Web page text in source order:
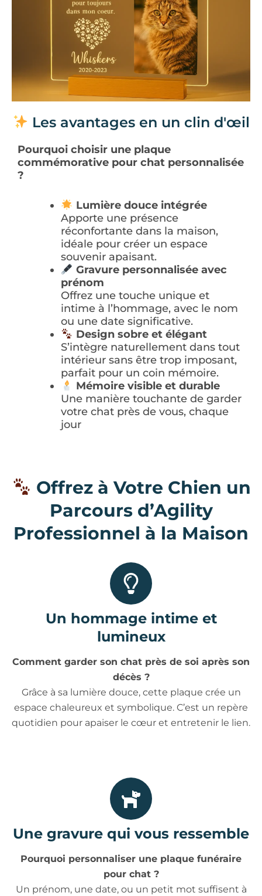
Les avantages en un clin d'œil
Pourquoi choisir une plaque
commémorative pour chat personnalisée
?
Lumière douce intégrée
Apporte une présence
réconfortante dans la maison,
idéale pour créer un espace
souvenir apaisant.
Gravure personnalisée avec
prénom
Offrez une touche unique et
intime à l’hommage, avec le nom
ou une date significative.
Design sobre et élégant
S’intègre naturellement dans tout
intérieur sans être trop imposant,
parfait pour un coin mémoire.
Mémoire visible et durable
Une manière touchante de garder
votre chat près de vous, chaque
jour
Offrez à Votre Chien un
Parcours d’Agility
Professionnel à la Maison
Un hommage intime et
lumineux
Comment garder son chat près de soi après son
décès ?
Grâce à sa lumière douce, cette plaque crée un
espace chaleureux et symbolique. C’est un repère
quotidien pour apaiser le cœur et entretenir le lien.
Une gravure qui vous ressemble
Pourquoi personnaliser une plaque funéraire
pour chat ?
Un prénom, une date, ou un petit mot suffisent à